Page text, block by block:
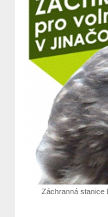
Záchranná stanice